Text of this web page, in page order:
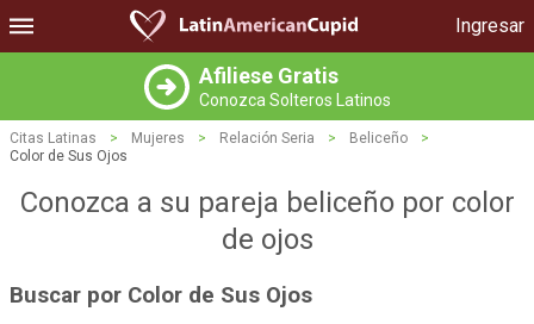
Ingresar
Afiliese Gratis
Conozca Solteros Latinos
Citas Latinas > Mujeres > Relación Seria > Beliceño
>
Color de Sus Ojos
Conozca a su pareja beliceño por color
de ojos
Buscar por Color de Sus Ojos